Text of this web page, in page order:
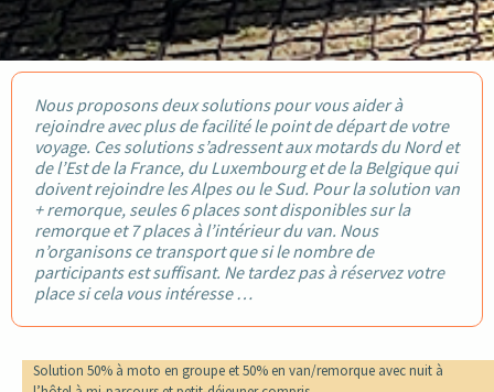
Nous proposons deux solutions pour vous aider à
rejoindre avec plus de facilité le point de départ de votre
voyage. Ces solutions s’adressent aux motards du Nord et
de l’Est de la France, du Luxembourg et de la Belgique qui
doivent rejoindre les Alpes ou le Sud. Pour la solution van
+ remorque, seules 6 places sont disponibles sur la
remorque et 7 places à l’intérieur du van. Nous
n’organisons ce transport que si le nombre de
participants est suffisant. Ne tardez pas à réservez votre
place si cela vous intéresse …
Solution 50% à moto en groupe et 50% en van/remorque avec nuit à